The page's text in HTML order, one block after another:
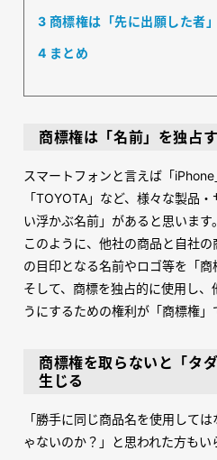
3 商標権は「先に出願した者
4 まとめ
商標権は「名前」を独占
スマートフォンと言えば「iPhone
「TOYOTA」など、様々な製品
い浮かぶ名前」があると思います。
このように、他社の商品と自社
の目印となる名前やロゴ等を「商
そして、商標を独占的に使用し
うにするための権利が「商標権」
商標権を取らないと「タ
生じる
「勝手に同じ商品名を使用して
ゃないのか？」と思われた方もい